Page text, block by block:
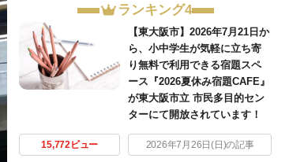
ランキング4
【東大阪市】2026年7月21日か
ら、小中学生が気軽に立ち寄
り無料で利用できる宿題スペ
ース『2026夏休み宿題CAFE』
が東大阪市立 市民多目的セン
ターにて開放されています！
15,772ビュー 2026年7月26日(日)の記事